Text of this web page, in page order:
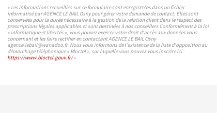
« Les informations recueillies sur ce formulaire sont enregistrées dans un fichier
informatisé par AGENCE LE BAIL Osny pour gérer votre demande de contact. Elles sont
conservées pour la durée nécessaire à la gestion de la relation client dans le respect des
prescriptions légales applicables et sont destinées à nos conseillers Conformément à la loi
« informatique et libertés », vous pouvez exercer votre droit d'accès aux données vous
concernant et les faire rectifier en contactant AGENCE LE BAIL Osny
agence.lebail@wanadoo.fr. Nous vous informons de l'existence de la liste d'opposition au
démarchage téléphonique « Bloctel », sur laquelle vous pouvez vous inscrire ici :
https://www.bloctel.gouv.fr/»